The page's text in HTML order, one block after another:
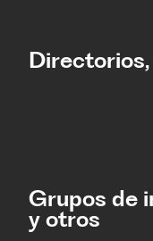
Grupos de
y otros